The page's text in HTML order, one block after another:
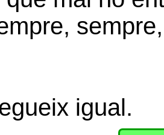
igual.